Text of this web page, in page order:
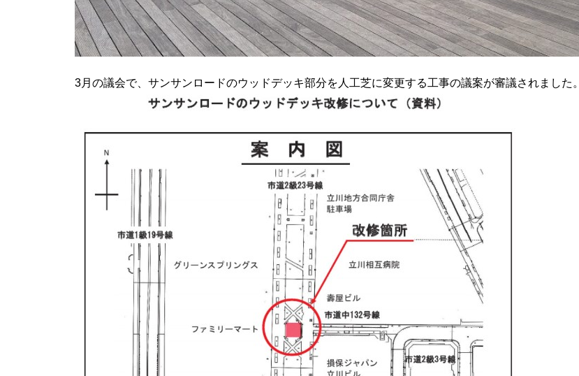
3月の議会で、サンサンロードのウッドデッキ部分を人工芝に変更する工事の議案が審議されました。